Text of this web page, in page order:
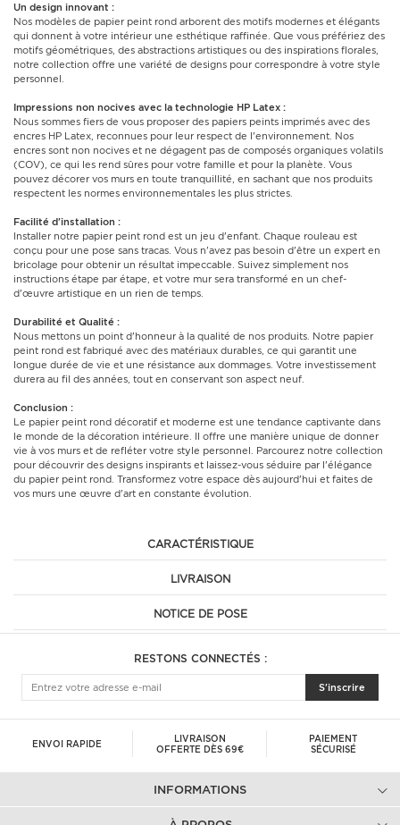
Un design innovant :
Nos modèles de papier peint rond arborent des motifs modernes et élégants
qui donnent à votre intérieur une esthétique raffinée. Que vous préfériez des
motifs géométriques, des abstractions artistiques ou des inspirations florales,
notre collection offre une variété de designs pour correspondre à votre style
personnel.
Impressions non nocives avec la technologie HP Latex :
Nous sommes fiers de vous proposer des papiers peints imprimés avec des
encres HP Latex, reconnues pour leur respect de l'environnement. Nos
encres sont non nocives et ne dégagent pas de composés organiques volatils
(COV), ce qui les rend sûres pour votre famille et pour la planète. Vous
pouvez décorer vos murs en toute tranquillité, en sachant que nos produits
respectent les normes environnementales les plus strictes.
Facilité d'installation :
Installer notre papier peint rond est un jeu d'enfant. Chaque rouleau est
conçu pour une pose sans tracas. Vous n'avez pas besoin d'être un expert en
bricolage pour obtenir un résultat impeccable. Suivez simplement nos
instructions étape par étape, et votre mur sera transformé en un chef-
d'œuvre artistique en un rien de temps.
Durabilité et Qualité :
Nous mettons un point d'honneur à la qualité de nos produits. Notre papier
peint rond est fabriqué avec des matériaux durables, ce qui garantit une
longue durée de vie et une résistance aux dommages. Votre investissement
durera au fil des années, tout en conservant son aspect neuf.
Conclusion :
Le papier peint rond décoratif et moderne est une tendance captivante dans
le monde de la décoration intérieure. Il offre une manière unique de donner
vie à vos murs et de refléter votre style personnel. Parcourez notre collection
pour découvrir des designs inspirants et laissez-vous séduire par l'élégance
du papier peint rond. Transformez votre espace dès aujourd'hui et faites de
vos murs une œuvre d'art en constante évolution.
CARACTÉRISTIQUE
LIVRAISON
NOTICE DE POSE
RESTONS CONNECTÉS :
S'inscrire
ENVOI RAPIDE
LIVRAISON
OFFERTE DÈS 69€
PAIEMENT
SÉCURISÉ
INFORMATIONS